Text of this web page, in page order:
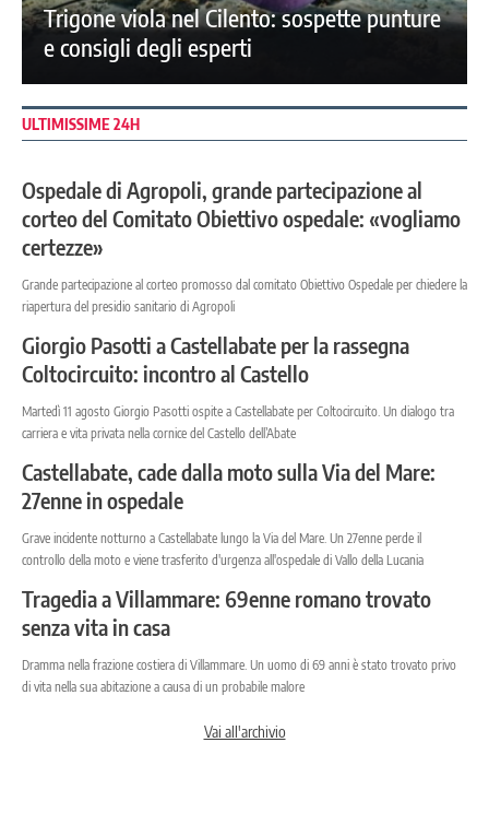
Trigone viola nel Cilento: sospette punture
e consigli degli esperti
ULTIMISSIME 24H
Ospedale di Agropoli, grande partecipazione al
corteo del Comitato Obiettivo ospedale: «vogliamo
certezze»
Grande partecipazione al corteo promosso dal comitato Obiettivo Ospedale per chiedere la
riapertura del presidio sanitario di Agropoli
Giorgio Pasotti a Castellabate per la rassegna
Coltocircuito: incontro al Castello
Martedì 11 agosto Giorgio Pasotti ospite a Castellabate per Coltocircuito. Un dialogo tra
carriera e vita privata nella cornice del Castello dell’Abate
Castellabate, cade dalla moto sulla Via del Mare:
27enne in ospedale
Grave incidente notturno a Castellabate lungo la Via del Mare. Un 27enne perde il
controllo della moto e viene trasferito d'urgenza all'ospedale di Vallo della Lucania
Tragedia a Villammare: 69enne romano trovato
senza vita in casa
Dramma nella frazione costiera di Villammare. Un uomo di 69 anni è stato trovato privo
di vita nella sua abitazione a causa di un probabile malore
Vai all'archivio